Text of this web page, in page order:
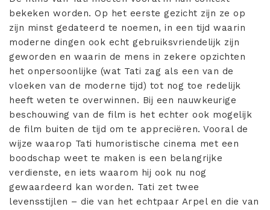
bekeken worden. Op het eerste gezicht zijn ze op
zijn minst gedateerd te noemen, in een tijd waarin
moderne dingen ook echt gebruiksvriendelijk zijn
geworden en waarin de mens in zekere opzichten
het onpersoonlijke (wat Tati zag als een van de
vloeken van de moderne tijd) tot nog toe redelijk
heeft weten te overwinnen. Bij een nauwkeurige
beschouwing van de film is het echter ook mogelijk
de film buiten de tijd om te appreciëren. Vooral de
wijze waarop Tati humoristische cinema met een
boodschap weet te maken is een belangrijke
verdienste, en iets waarom hij ook nu nog
gewaardeerd kan worden. Tati zet twee
levensstijlen – die van het echtpaar Arpel en die van